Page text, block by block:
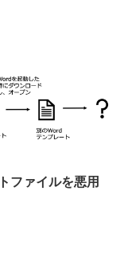
ファイルを悪用